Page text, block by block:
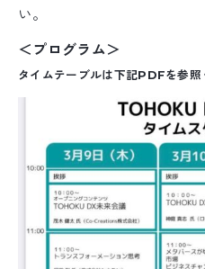
い。
＜プログラム＞
タイムテーブルは下記PDFを参照